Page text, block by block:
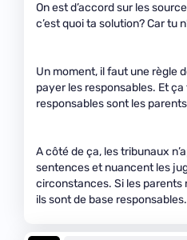
On est d’accord sur les
c’est quoi ta solution? Car tu
Un moment, il faut une règle
payer les responsables. Et
responsables sont les
A côté de ça, les tribunaux
sentences et nuancent les
circonstances. Si les parents
ils sont de base responsables.